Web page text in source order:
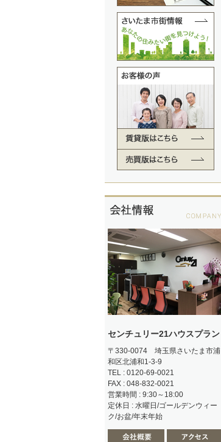
センチュリー21ハウスプラン
〒330-0074 埼玉県さいたま市浦
和区北浦和1-3-9
TEL : 0120-69-0021
FAX : 048-832-0021
営業時間 : 9:30～18:00
定休日 : 水曜日/ゴールデンウィー
ク/お盆/年末年始